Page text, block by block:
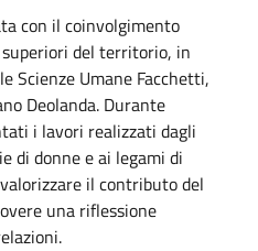
con il coinvolgimento
del territorio, in
Scienze Umane Facchetti,
Deolanda. Durante
i lavori realizzati dagli
di donne e ai legami di
il contributo del
una riflessione